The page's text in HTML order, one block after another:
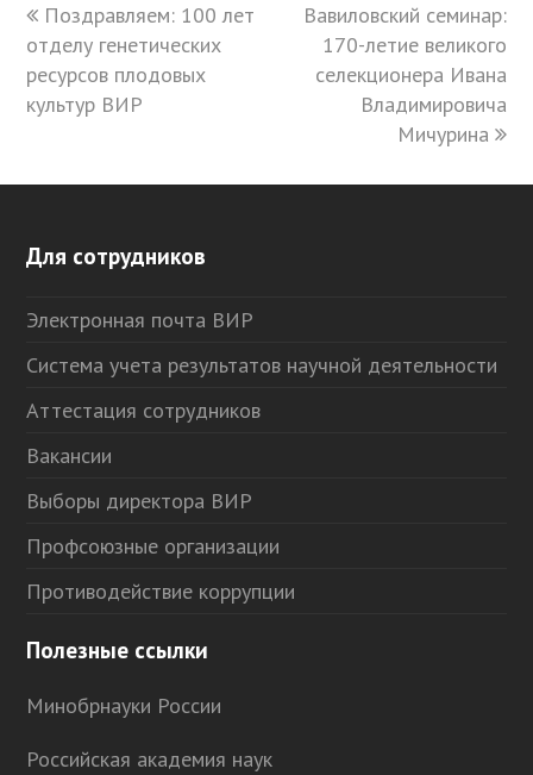
previous
post:
Поздравляем: 100 лет
отделу генетических
ресурсов плодовых
культур ВИР
next
post:
Вавиловский семинар:
170-летие великого
селекционера Ивана
Владимировича
Мичурина
Для сотрудников
Электронная почта ВИР
Система учета результатов научной деятельности
Аттестация сотрудников
Вакансии
Выборы директора ВИР
Профсоюзные организации
Противодействие коррупции
Полезные ссылки
Минобрнауки России
Российская академия наук